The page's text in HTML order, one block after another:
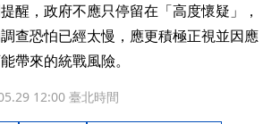
醒，政府不應只停留在「高度懷疑」，
查恐怕已經太慢，應更積極正視並因應
帶來的統戰風險。
12:00 臺北時間